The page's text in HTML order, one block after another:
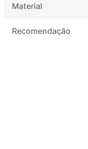
Material
Recomendação